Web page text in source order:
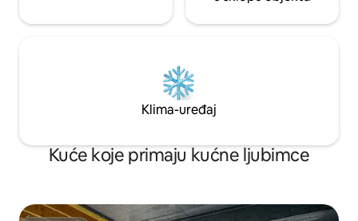
Klima-uređaj
Kuće koje primaju kućne ljubimce